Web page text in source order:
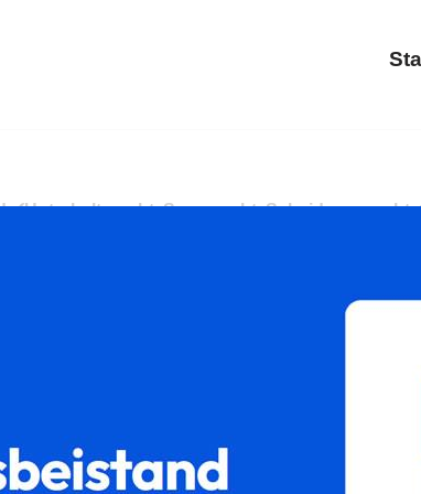
✓Unterhaltsrecht, Sorgerecht,